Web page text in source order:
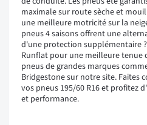
maximale sur route sèche et
une meilleure motricité sur la
pneus 4 saisons offrent une
d'une protection supplémentaire
Runflat pour une meilleure tenue
pneus de grandes marques
Bridgestone sur notre site. Faites
vos pneus 195/60 R16 et profitez
et performance.